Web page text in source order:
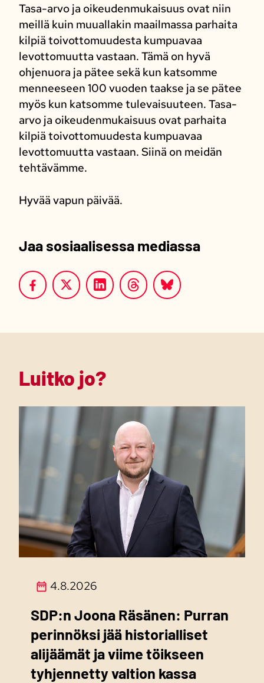
Tasa-arvo ja oikeudenmukaisuus ovat niin
meillä kuin muuallakin maailmassa parhaita
kilpiä toivottomuudesta kumpuavaa
levottomuutta vastaan. Tämä on hyvä
ohjenuora ja pätee sekä kun katsomme
menneeseen 100 vuoden taakse ja se pätee
myös kun katsomme tulevaisuuteen. Tasa-
arvo ja oikeudenmukaisuus ovat parhaita
kilpiä toivottomuudesta kumpuavaa
levottomuutta vastaan. Siinä on meidän
tehtävämme.
Hyvää vapun päivää.
Jaa sosiaalisessa mediassa
Luitko jo?
4.8.2026
SDP:n Joona Räsänen: Purran
perinnöksi jää historialliset
alijäämät ja viime töikseen
tyhjennetty valtion kassa